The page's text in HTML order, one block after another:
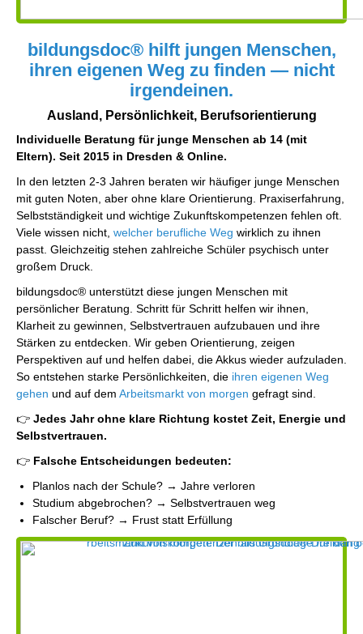
bildungsdoc® hilft jungen Menschen,
ihren eigenen Weg zu finden — nicht
irgendeinen.
Ausland, Persönlichkeit, Berufsorientierung
Individuelle Beratung für junge Menschen ab 14 (mit
Eltern). Seit 2015 in Dresden & Online.
In den letzten 2-3 Jahren beraten wir häufiger junge Menschen
mit guten Noten, aber ohne klare Orientierung. Praxiserfahrung,
Selbstständigkeit und wichtige Zukunftskompetenzen fehlen oft.
Viele wissen nicht, welcher berufliche Weg wirklich zu ihnen
passt. Gleichzeitig stehen zahlreiche Schüler psychisch unter
großem Druck.
bildungsdoc® unterstützt diese jungen Menschen mit
persönlicher Beratung. Schritt für Schritt helfen wir ihnen,
Klarheit zu gewinnen, Selbstvertrauen aufzubauen und ihre
Stärken zu entdecken. Wir geben Orientierung, zeigen
Perspektiven auf und helfen dabei, die Akkus wieder aufzuladen.
So entstehen starke Persönlichkeiten, die ihren eigenen Weg
gehen und auf dem Arbeitsmarkt von morgen gefragt sind.
👉 Jedes Jahr ohne klare Richtung kostet Zeit, Energie und
Selbstvertrauen.
👉 Falsche Entscheidungen bedeuten:
Planlos nach der Schule? → Jahre verloren
Studium abgebrochen? → Selbstvertrauen weg
Falscher Beruf? → Frust statt Erfüllung